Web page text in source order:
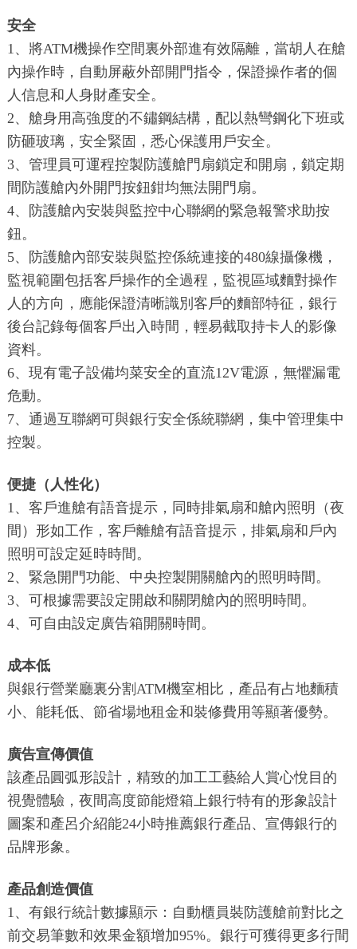
安全
1、將ATM機操作空間裏外部進有效隔離，當胡人在艙
內操作時，自動屏蔽外部開門指令，保證操作者的個
人信息和人身財產安全。
2、艙身用高強度的不鏽鋼結構，配以熱彎鋼化下班或
防砸玻璃，安全緊固，悉心保護用戶安全。
3、管理員可運程控製防護艙門扇鎖定和開扇，鎖定期
間防護艙內外開門按鈕鉗均無法開門扇。
4、防護艙內安裝與監控中心聯網的緊急報警求助按
鈕。
5、防護艙內部安裝與監控係統連接的480線攝像機，
監視範圍包括客戶操作的全過程，監視區域麵對操作
人的方向，應能保證清晰識別客戶的麵部特征，銀行
後台記錄每個客戶出入時間，輕易截取持卡人的影像
資料。
6、現有電子設備均菜安全的直流12V電源，無懼漏電
危動。
7、通過互聯網可與銀行安全係統聯網，集中管理集中
控製。
便捷（人性化）
1、客戶進艙有語音提示，同時排氣扇和艙內照明（夜
間）形如工作，客戶離艙有語音提示，排氣扇和戶內
照明可設定延時時間。
2、緊急開門功能、中央控製開關艙內的照明時間。
3、可根據需要設定開啟和關閉艙內的照明時間。
4、可自由設定廣告箱開關時間。
成本低
與銀行營業廳裏分割ATM機室相比，產品有占地麵積
小、能耗低、節省場地租金和裝修費用等顯著優勢。
廣告宣傳價值
該產品圓弧形設計，精致的加工工藝給人賞心悅目的
視覺體驗，夜間高度節能燈箱上銀行特有的形象設計
圖案和產呂介紹能24小時推薦銀行產品、宣傳銀行的
品牌形象。
產品創造價值
1、有銀行統計數據顯示：自動櫃員裝防護艙前對比之
前交易筆數和效果金額增加95%。銀行可獲得更多行間